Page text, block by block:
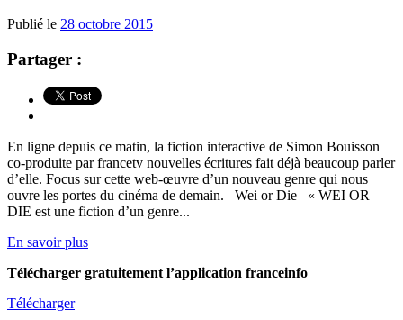
Publié le 28 octobre 2015
Partager :
En ligne depuis ce matin, la fiction interactive de Simon Bouisson
co-produite par francetv nouvelles écritures fait déjà beaucoup parler
d’elle. Focus sur cette web-œuvre d’un nouveau genre qui nous
ouvre les portes du cinéma de demain. Wei or Die « WEI OR
DIE est une fiction d’un genre...
En savoir plus
Télécharger gratuitement l’application franceinfo
Télécharger